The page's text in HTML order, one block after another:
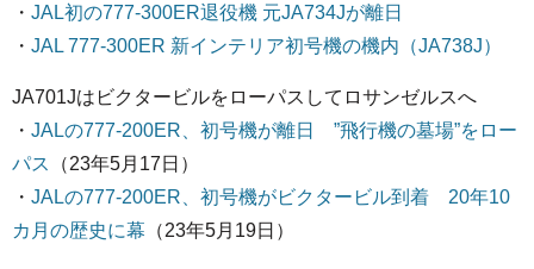
・ JAL初の777-300ER退役機 元JA734Jが離日
・ JAL 777-300ER 新インテリア初号機の機内（JA738J）
JA701Jはビクタービルをローパスしてロサンゼルスへ
・ JALの777-200ER、初号機が離日 ”飛行機の墓場”をロー
パス
（23年5月17日）
・ JALの777-200ER、初号機がビクタービル到着 20年10
カ月の歴史に幕 （23年5月19日）